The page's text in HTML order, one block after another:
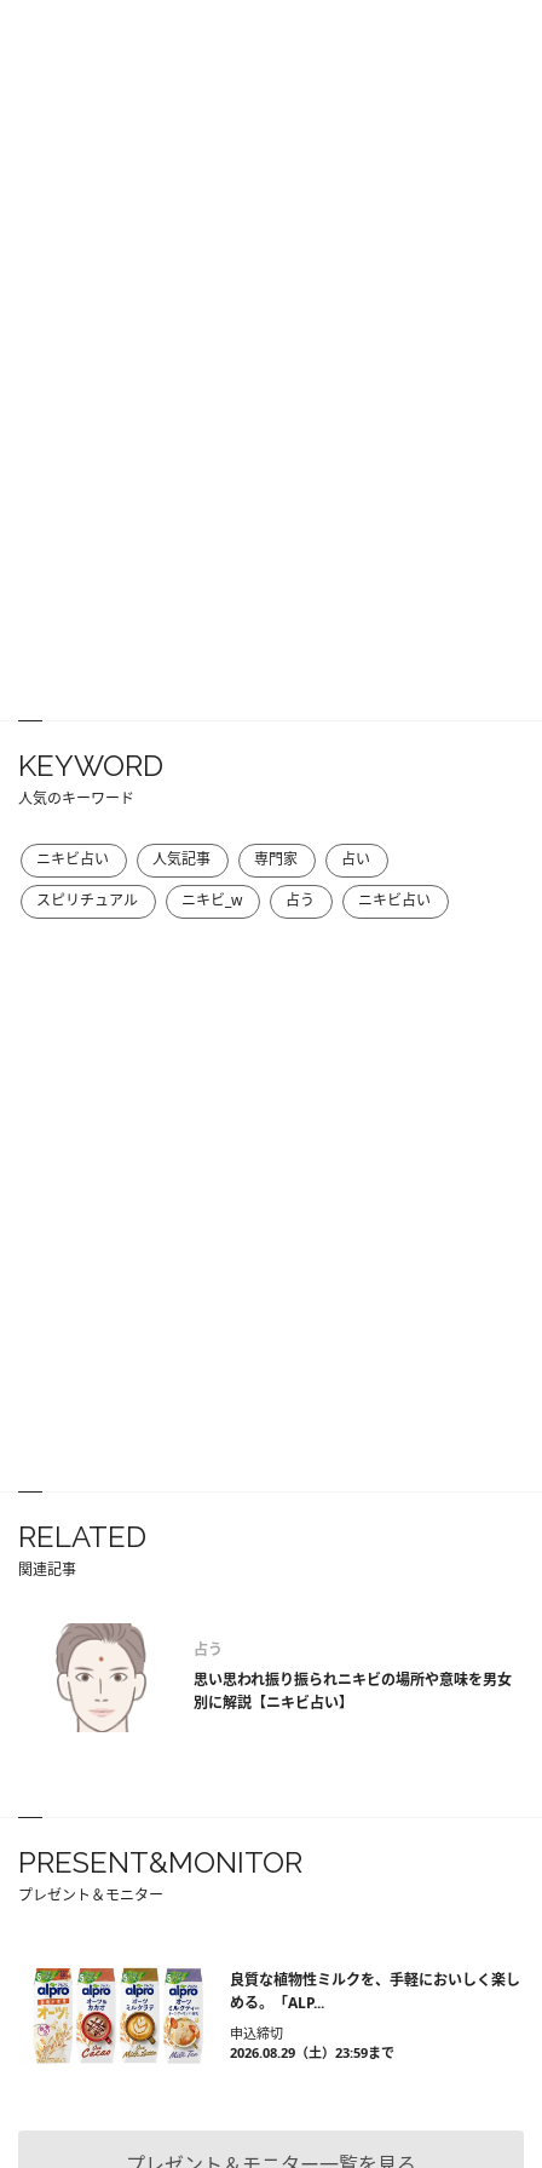
KEYWORD
人気のキーワード
ニキビ占い 人気記事 専門家
占い
スピリチュアル
ニキビ_w 占う ニキビ占い
RELATED
関連記事
占う
思い思われ振り振られニキビの場所や意味を男女
別に解説【ニキビ占い】
PRESENT&MONITOR
プレゼント＆モニター
良質な植物性ミルクを、手軽においしく楽し
める。「ALP...
申込締切
2026.08.29（土）23:59まで